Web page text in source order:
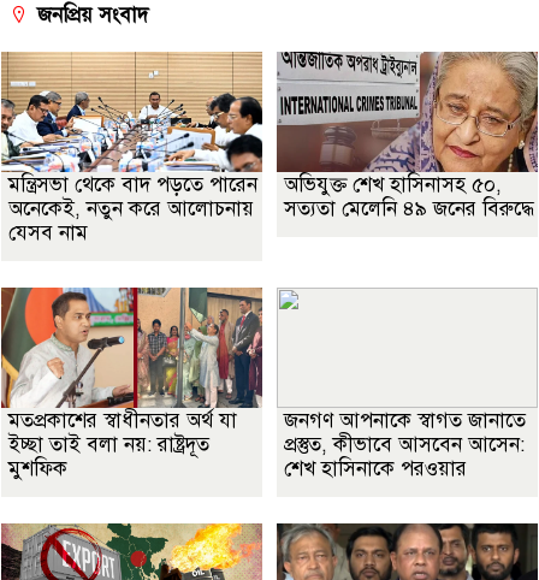
জনপ্রিয় সংবাদ
মন্ত্রিসভা থেকে বাদ পড়তে পারেন
অনেকেই, নতুন করে আলোচনায়
যেসব নাম
অভিযুক্ত শেখ হাসিনাসহ ৫০,
সত্যতা মেলেনি ৪৯ জনের বিরুদ্ধে
মতপ্রকাশের স্বাধীনতার অর্থ যা
ইচ্ছা তাই বলা নয়: রাষ্ট্রদূত
মুশফিক
জনগণ আপনাকে স্বাগত জানাতে
প্রস্তুত, কীভাবে আসবেন আসেন:
শেখ হাসিনাকে পরওয়ার